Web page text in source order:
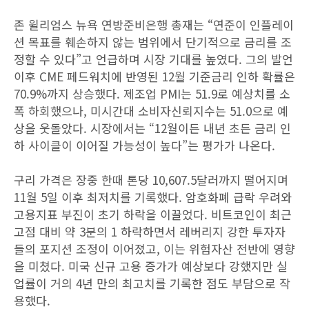
존 윌리엄스 뉴욕 연방준비은행 총재는 “연준이 인플레이
션 목표를 훼손하지 않는 범위에서 단기적으로 금리를 조
정할 수 있다”고 언급하며 시장 기대를 높였다. 그의 발언
이후 CME 페드워치에 반영된 12월 기준금리 인하 확률은
70.9%까지 상승했다. 제조업 PMI는 51.9로 예상치를 소
폭 하회했으나, 미시간대 소비자신뢰지수는 51.0으로 예
상을 웃돌았다. 시장에서는 “12월이든 내년 초든 금리 인
하 사이클이 이어질 가능성이 높다”는 평가가 나온다.
구리 가격은 장중 한때 톤당 10,607.5달러까지 떨어지며
11월 5일 이후 최저치를 기록했다. 암호화폐 급락 우려와
고용지표 부진이 초기 하락을 이끌었다. 비트코인이 최근
고점 대비 약 3분의 1 하락하면서 레버리지 강한 투자자
들의 포지션 조정이 이어졌고, 이는 위험자산 전반에 영향
을 미쳤다. 미국 신규 고용 증가가 예상보다 강했지만 실
업률이 거의 4년 만의 최고치를 기록한 점도 부담으로 작
용했다.